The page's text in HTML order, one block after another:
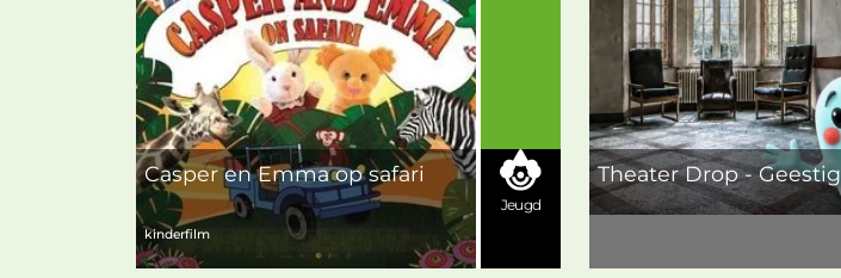
Casper en Emma op safari
kinderfilm
Jeugd
Theater Drop - Geestig